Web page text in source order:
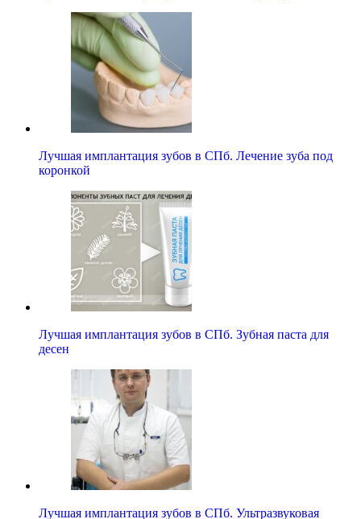
Лучшая имплантация зубов в СПб. Лечение зуба под
коронкой
Лучшая имплантация зубов в СПб. Зубная паста для
десен
Лучшая имплантация зубов в СПб. Ультразвуковая